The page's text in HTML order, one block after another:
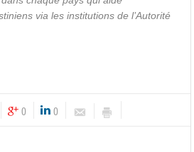
via les institutions de l’Autorité
0 0